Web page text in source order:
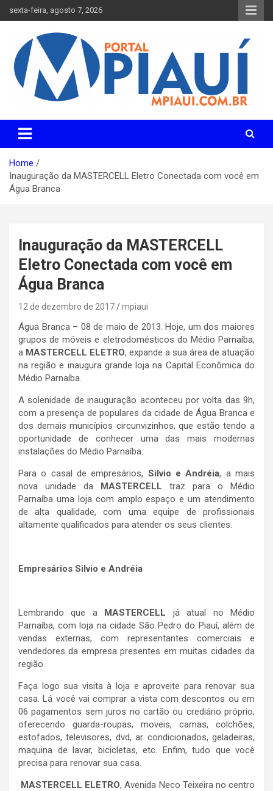
to
sexta-feira, agosto 7, 2026
Portal MPiauí
Parnaíba
Home
Inauguração da MASTERCELL Eletro Conectada com você em
Água Branca
Inauguração da MASTERCELL
Eletro Conectada com você em
Água Branca
12 de dezembro de 2017 mpiaui
Água Branca – 08 de maio de 2013. Hoje, um dos maiores
grupos de móveis e eletrodomésticos do Médio Parnaíba,
a MASTERCELL ELETRO, expande a sua área de atuação
na região e inaugura grande loja na Capital Econômica do
Médio Parnaíba.
A solenidade de inauguração aconteceu por volta das 9h,
com a presença de populares da cidade de Água Branca e
dos demais municípios circunvizinhos, que estão tendo a
oportunidade de conhecer uma das mais modernas
instalações do Médio Parnaíba.
Para o casal de empresários, Silvio e Andréia, a mais
nova unidade da MASTERCELL traz para o Médio
Parnaíba uma loja com amplo espaço e um atendimento
de alta qualidade, com uma equipe de profissionais
altamente qualificados para atender os seus clientes.
Empresários Silvio e Andréia
Lembrando que a MASTERCELL já atual no Médio
Parnaíba, com loja na cidade São Pedro do Piauí, além de
vendas externas, com representantes comerciais e
vendedores da empresa presentes em muitas cidades da
região.
Faça logo sua visita à loja e aproveite para renovar sua
casa. Lá você vai comprar a vista com descontos ou em
06 pagamentos sem juros no cartão ou crediário próprio,
oferecendo guarda-roupas, moveis, camas, colchões,
estofados, televisores, dvd, ar condicionados, geladeiras,
maquina de lavar, bicicletas, etc. Enfim, tudo que você
precisa para renovar sua casa.
MASTERCELL ELETRO, Avenida Neco Teixeira no centro